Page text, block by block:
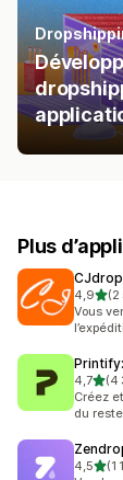
Plus
4,9 (2
2556
Vous
4,7 (4
4333
Créez
du
4,5 (1
1172